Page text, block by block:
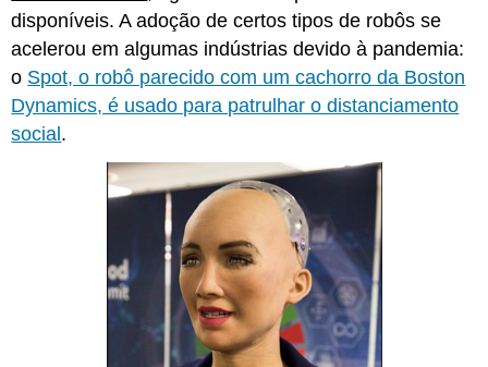
disponíveis. A adoção de certos tipos de robôs se
acelerou em algumas indústrias devido à pandemia:
o Spot, o robô parecido com um cachorro da Boston
Dynamics, é usado para patrulhar o distanciamento
social .